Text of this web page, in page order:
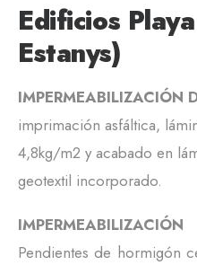
Edificios
Estanys)
IMPERMEABILIZACIÓN
imprimación asfáltica,
4,8kg/m2 y acabado en
geotextil incorporado.
Pendientes de hormigón